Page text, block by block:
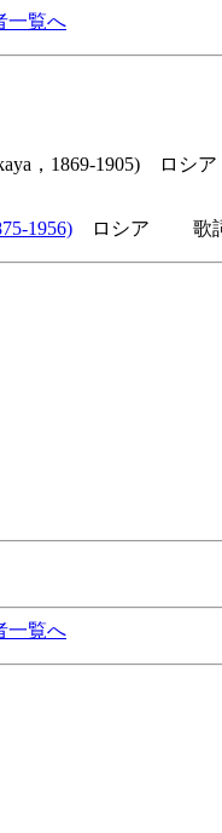
一覧へ
，1869-1905) ロシア
1956) ロシア 歌詞
一覧へ